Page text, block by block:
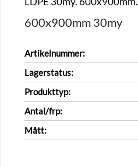
600x900mm 30my
Artikelnummer:
Lagerstatus:
Produkttyp:
Antal/frp:
Mått: